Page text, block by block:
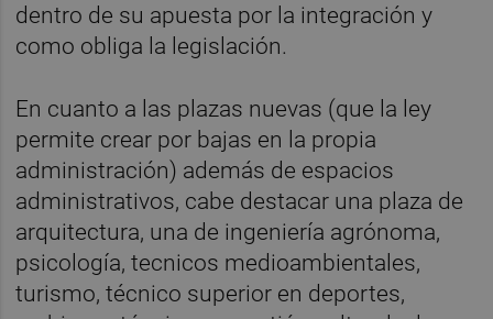
dentro de su apuesta por la integración y
como obliga la legislación.
En cuanto a las plazas nuevas (que la ley
permite crear por bajas en la propia
administración) además de espacios
administrativos, cabe destacar una plaza de
arquitectura, una de ingeniería agrónoma,
psicología, tecnicos medioambientales,
turismo, técnico superior en deportes,